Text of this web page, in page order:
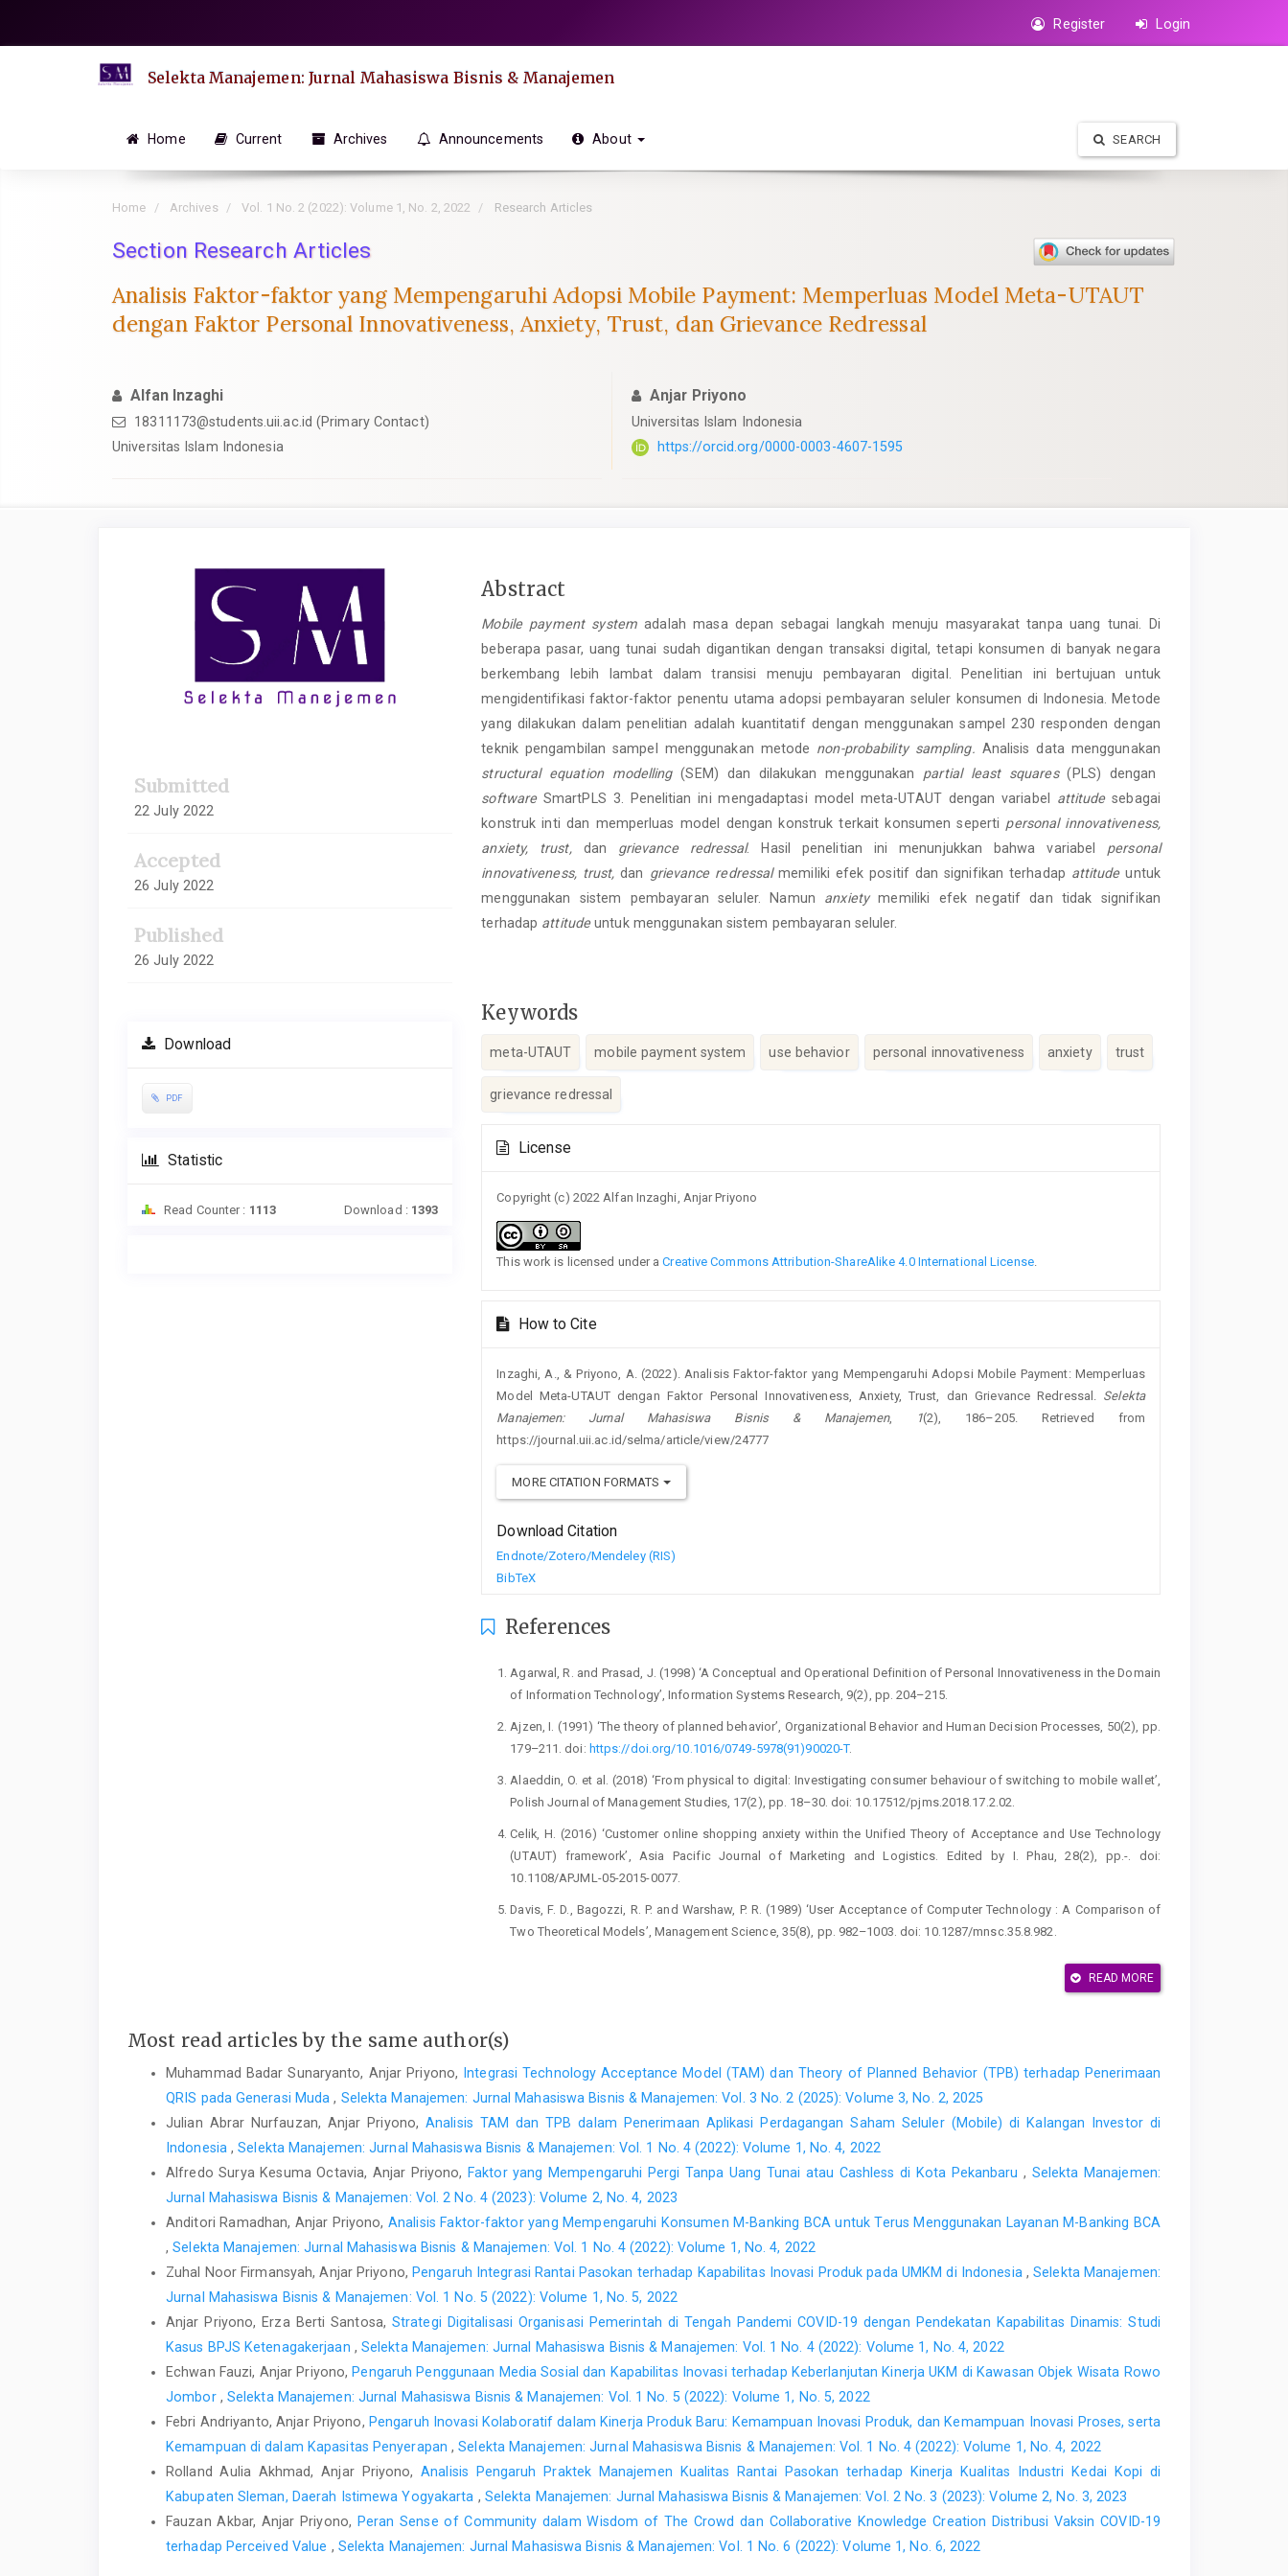
Register Login
Selekta Manajemen: Jurnal Mahasiswa Bisnis & Manajemen
Home Current Archives Announcements About SEARCH
Home Archives Vol. 1 No. 2 (2022): Volume 1, No. 2, 2022 Research Articles
Section Research Articles
Analisis Faktor-faktor yang Mempengaruhi Adopsi Mobile Payment: Memperluas Model Meta-UTAUT
dengan Faktor Personal Innovativeness, Anxiety, Trust, dan Grievance Redressal
Alfan Inzaghi
18311173@students.uii.ac.id (Primary Contact)
Universitas Islam Indonesia
Anjar Priyono
Universitas Islam Indonesia
https://orcid.org/0000-0003-4607-1595
Submitted
22 July 2022
Accepted
26 July 2022
Published
26 July 2022
Download
PDF
Statistic
Read Counter : 1113 Download : 1393
Main
Content
Abstract
Mobile payment systemadalah masa depan sebagai langkah menuju masyarakat tanpa uang tunai. Di
beberapa pasar, uang tunai sudah digantikan dengan transaksi digital, tetapi konsumen di banyak negara
berkembang lebih lambat dalam transisi menuju pembayaran digital. Penelitian ini bertujuan untuk
mengidentifikasi faktor-faktor penentu utama adopsi pembayaran seluler konsumen di Indonesia. Metode
yang dilakukan dalam penelitian adalah kuantitatif dengan menggunakan sampel 230 responden dengan
teknik pengambilan sampel menggunakan metode non-probability sampling. Analisis data menggunakan
structural equation modelling(SEM) dan dilakukan menggunakan partial least squares(PLS) dengan
softwareSmartPLS 3. Penelitian ini mengadaptasi model meta-UTAUT dengan variabel attitudesebagai
konstruk inti dan memperluas model dengan konstruk terkait konsumen seperti personal innovativeness,
anxiety, trust,dan grievance redressal. Hasil penelitian ini menunjukkan bahwa variabel personal
innovativeness, trust, dan grievance redressalmemiliki efek positif dan signifikan terhadap attitudeuntuk
menggunakan sistem pembayaran seluler. Namun anxietymemiliki efek negatif dan tidak signifikan
terhadap attitudeuntuk menggunakan sistem pembayaran seluler.
Keywords
meta-UTAUT mobile payment system use behavior personal innovativeness anxiety trust
grievance redressal
Details
License
Copyright (c) 2022 Alfan Inzaghi, Anjar Priyono
This work is licensed under aCreative Commons Attribution-ShareAlike 4.0 International License.
How to Cite
Inzaghi, A., & Priyono, A. (2022). Analisis Faktor-faktor yang Mempengaruhi Adopsi Mobile Payment: Memperluas
Model Meta-UTAUT dengan Faktor Personal Innovativeness, Anxiety, Trust, dan Grievance Redressal. Selekta
Manajemen: Jurnal Mahasiswa Bisnis & Manajemen, 1(2), 186–205. Retrieved from
https://journal.uii.ac.id/selma/article/view/24777
MORE CITATION FORMATS
Download Citation
Endnote/Zotero/Mendeley (RIS)
BibTeX
References
Agarwal, R. and Prasad, J. (1998) ‘A Conceptual and Operational Definition of Personal Innovativeness in the Domain
of Information Technology’, Information Systems Research, 9(2), pp. 204–215.
Ajzen, I. (1991) ‘The theory of planned behavior’, Organizational Behavior and Human Decision Processes, 50(2), pp.
179–211. doi: https://doi.org/10.1016/0749-5978(91)90020-T.
Alaeddin, O. et al. (2018) ‘From physical to digital: Investigating consumer behaviour of switching to mobile wallet’,
Polish Journal of Management Studies, 17(2), pp. 18–30. doi: 10.17512/pjms.2018.17.2.02.
Celik, H. (2016) ‘Customer online shopping anxiety within the Unified Theory of Acceptance and Use Technology
(UTAUT) framework’, Asia Pacific Journal of Marketing and Logistics. Edited by I. Phau, 28(2), pp.-. doi:
10.1108/APJML-05-2015-0077.
Davis, F. D., Bagozzi, R. P. and Warshaw, P. R. (1989) ‘User Acceptance of Computer Technology : A Comparison of
Two Theoretical Models’, Management Science, 35(8), pp. 982–1003. doi: 10.1287/mnsc.35.8.982.
Dwivedi, Y. K. et al. (2019) ‘Re-examining the Unified Theory of Acceptance and Use of Technology (UTAUT): Towards
untuk penelitian empiris. Edited by 2. Semarang: Universitas Diponegoro.
Hair, J. F. et al. (2010) Multivariate Data Analysis: A Global Perspective. 7 th. Upper Saddle River: Pearson Education,
Inc.
Hirschman, E. C. (1980) ‘Innovativeness, Novelty Seeking, and Consumer Creativity’, Journal of Consumer Research,
7(3), pp. 283-295.
Igbaria, M. (1990) ‘End-user computing effectiveness: A structural equation model’, Omega, 18(6), pp. 637–652. doi:
https://doi.org/10.1016/0305-0483(90)90055-E .
Korobili, S., Togia, A. and Malliari, A. (2010) ‘Computers in Human Behavior Computer anxiety and attitudes among
undergraduate students in Greece’, Computers in Human Behavior, 26(3), pp. 399–405. doi:
Kumar, A., Adlakaha, A. and Mukherjee, K. (2018) ‘The effect of perceived security and grievance redressal on
continuance intention to use M-wallets in a developing country’, International Journal of Bank Marketing, 36(7), pp.
Lu, Y. et al. (2011) ‘Dynamics between the trust transfer process and intention to use mobile payment services : A
cross-environment perspective’, Information & Management, 48(8), pp. 393–403. doi: 10.1016/j.im.2011.09.006.
De Luna, I. R. et al. (2019) ‘Mobile payment is not all the same: The adoption of mobile payment systems depending
on the technology applied’, Technological Forecasting and Social Change, 146(C), pp. 931–944. doi: DOI:
READ MORE
Most read articles by the same author(s)
Muhammad Badar Sunaryanto, Anjar Priyono,
Integrasi Technology Acceptance Model (TAM) dan Theory of Planned Behavior (TPB) terhadap Penerimaan
QRIS pada Generasi Muda, Selekta Manajemen: Jurnal Mahasiswa Bisnis & Manajemen: Vol. 3 No. 2 (2025): Volume 3, No. 2, 2025
Julian Abrar Nurfauzan, Anjar Priyono,Analisis TAM dan TPB dalam Penerimaan Aplikasi Perdagangan Saham Seluler (Mobile) di Kalangan Investor di
Indonesia ,Selekta Manajemen: Jurnal Mahasiswa Bisnis & Manajemen: Vol. 1 No. 4 (2022): Volume 1, No. 4, 2022
Alfredo Surya Kesuma Octavia, Anjar Priyono, Faktor yang Mempengaruhi Pergi Tanpa Uang Tunai atau Cashless di Kota Pekanbaru, Selekta Manajemen:
Jurnal Mahasiswa Bisnis & Manajemen: Vol. 2 No. 4 (2023): Volume 2, No. 4, 2023
Anditori Ramadhan, Anjar Priyono,Analisis Faktor-faktor yang Mempengaruhi Konsumen M-Banking BCA untuk Terus Menggunakan Layanan M-Banking BCA
,Selekta Manajemen: Jurnal Mahasiswa Bisnis & Manajemen: Vol. 1 No. 4 (2022): Volume 1, No. 4, 2022
Zuhal Noor Firmansyah, Anjar Priyono, Pengaruh Integrasi Rantai Pasokan terhadap Kapabilitas Inovasi Produk pada UMKM di Indonesia ,Selekta Manajemen:
Jurnal Mahasiswa Bisnis & Manajemen: Vol. 1 No. 5 (2022): Volume 1, No. 5, 2022
Anjar Priyono, Erza Berti Santosa, Strategi Digitalisasi Organisasi Pemerintah di Tengah Pandemi COVID-19 dengan Pendekatan Kapabilitas Dinamis: Studi
Kasus BPJS Ketenagakerjaan , Selekta Manajemen: Jurnal Mahasiswa Bisnis & Manajemen: Vol. 1 No. 4 (2022): Volume 1, No. 4, 2022
Echwan Fauzi, Anjar Priyono, Pengaruh Penggunaan Media Sosial dan Kapabilitas Inovasi terhadap Keberlanjutan Kinerja UKM di Kawasan Objek Wisata Rowo
Jombor , Selekta Manajemen: Jurnal Mahasiswa Bisnis & Manajemen: Vol. 1 No. 5 (2022): Volume 1, No. 5, 2022
Febri Andriyanto, Anjar Priyono, Pengaruh Inovasi Kolaboratif dalam Kinerja Produk Baru: Kemampuan Inovasi Produk, dan Kemampuan Inovasi Proses, serta
Kemampuan di dalam Kapasitas Penyerapan,Selekta Manajemen: Jurnal Mahasiswa Bisnis & Manajemen: Vol. 1 No. 4 (2022): Volume 1, No. 4, 2022
Rolland Aulia Akhmad, Anjar Priyono,Analisis Pengaruh Praktek Manajemen Kualitas Rantai Pasokan terhadap Kinerja Kualitas Industri Kedai Kopi di
Kabupaten Sleman, Daerah Istimewa Yogyakarta , Selekta Manajemen: Jurnal Mahasiswa Bisnis & Manajemen: Vol. 2 No. 3 (2023): Volume 2, No. 3, 2023
Fauzan Akbar, Anjar Priyono, Peran Sense of Community dalam Wisdom of The Crowd dan Collaborative Knowledge Creation Distribusi Vaksin COVID-19
terhadap Perceived Value , Selekta Manajemen: Jurnal Mahasiswa Bisnis & Manajemen: Vol. 1 No. 6 (2022): Volume 1, No. 6, 2022